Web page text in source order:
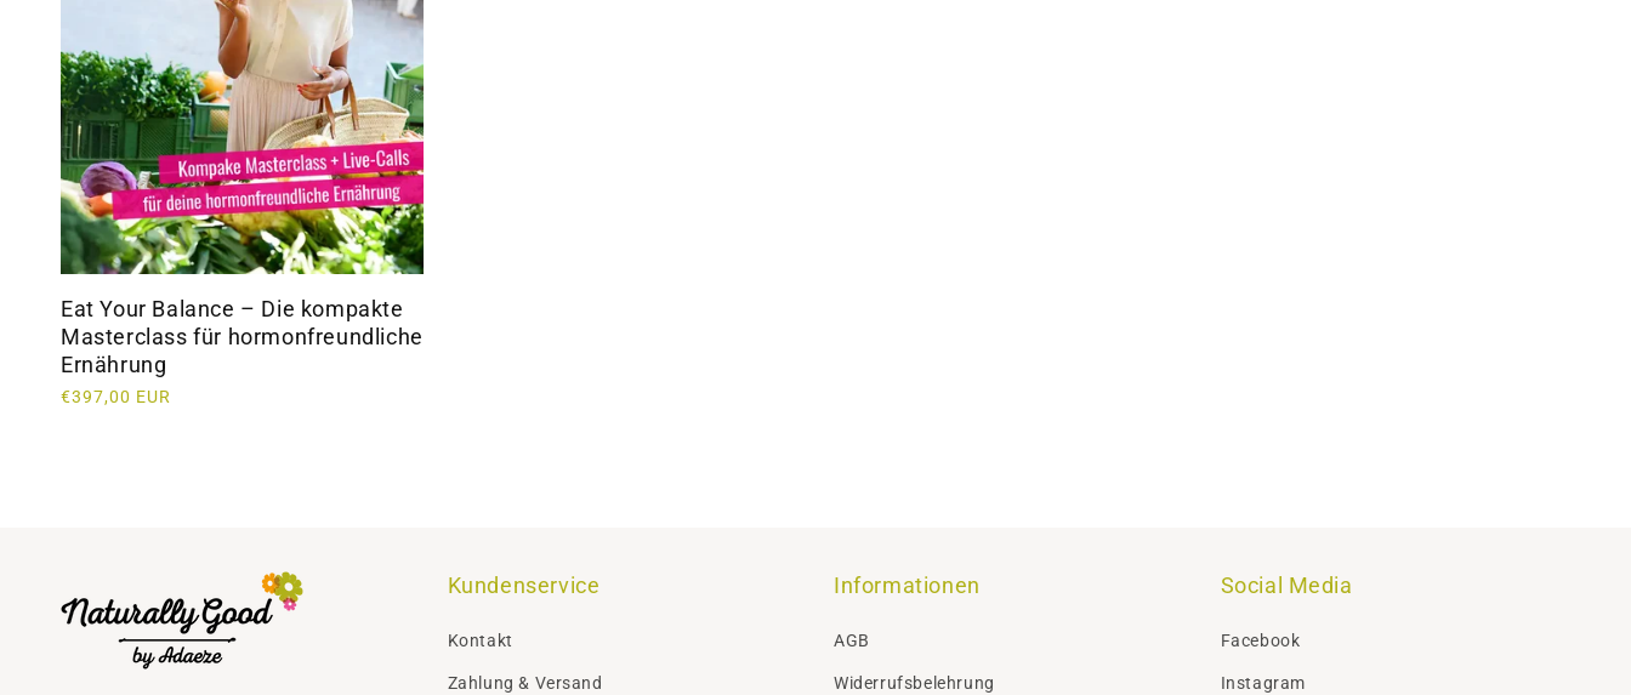
Eat Your Balance – Die kompakte
Masterclass für hormonfreundliche
Ernährung
Normaler
€397,00 EUR
Kundenservice
Kontakt
Zahlung & Versand
Informationen
AGB
Widerrufsbelehrung
Social Media
Facebook
Instagram